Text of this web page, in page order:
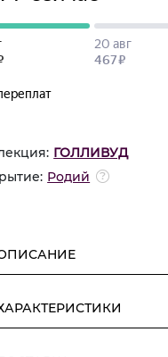
ГОЛЛИВУД
Родий